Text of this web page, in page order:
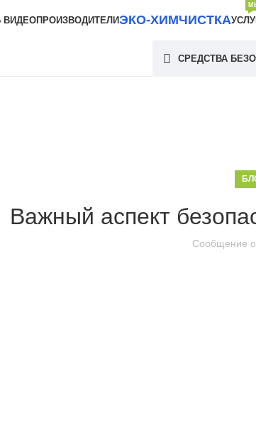
ВИДЕОПРОИЗВОДИТЕЛИЭКО-ХИМЧИСТКА
СРЕДСТВА
Важный аспект
Сообщение